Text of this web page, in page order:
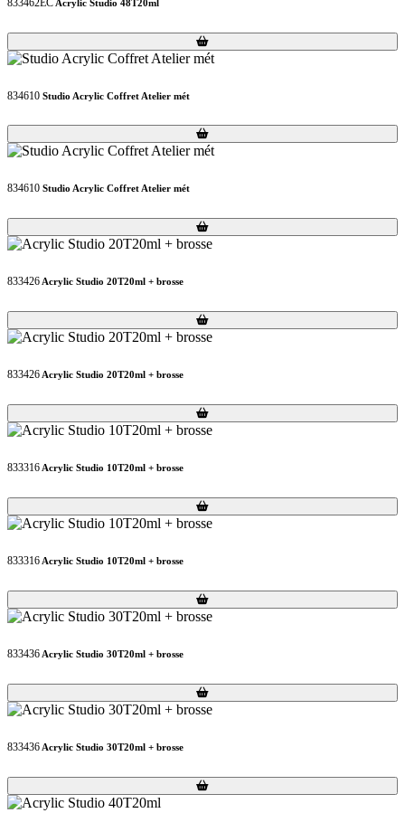
Acrylic Studio 48T20ml
Loading...
Loading...
834610 Studio Acrylic Coffret Atelier mét
Loading...
Loading...
834610 Studio Acrylic Coffret Atelier mét
Loading...
Loading...
833426 Acrylic Studio 20T20ml + brosse
Loading...
Loading...
833426 Acrylic Studio 20T20ml + brosse
Loading...
Loading...
833316 Acrylic Studio 10T20ml + brosse
Loading...
Loading...
833316 Acrylic Studio 10T20ml + brosse
Loading...
Loading...
833436 Acrylic Studio 30T20ml + brosse
Loading...
Loading...
833436 Acrylic Studio 30T20ml + brosse
Loading...
Loading...